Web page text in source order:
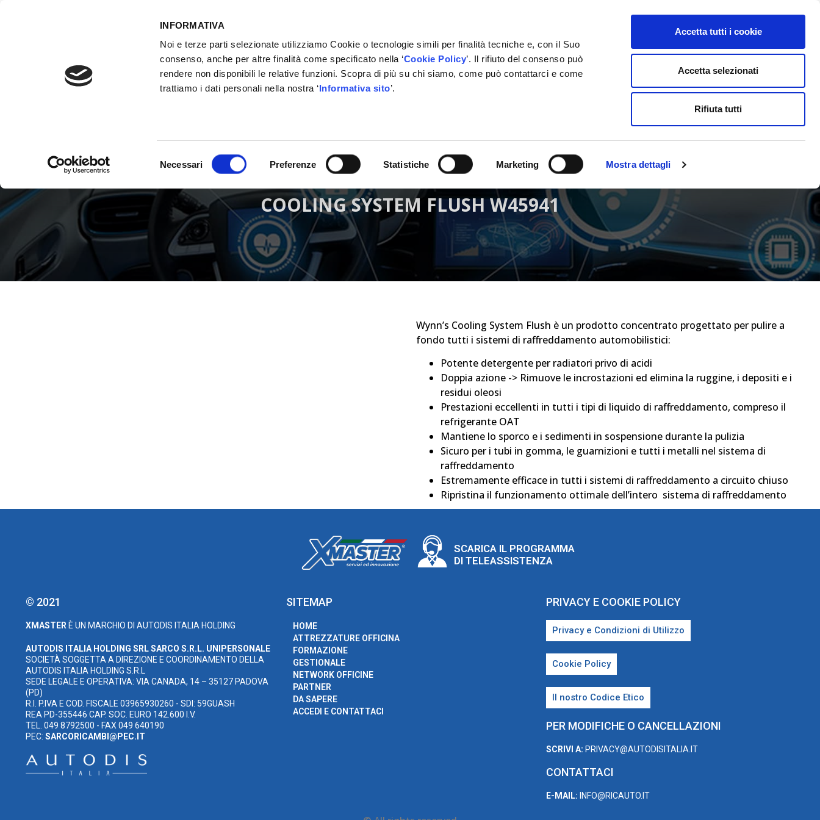
INFORMATIVA
Noi e terze parti selezionate utilizziamo Cookie o tecnologie simili per finalità tecniche e, con il Suo
consenso, anche per altre finalità come specificato nella ‘Cookie Policy’. Il rifiuto del consenso può
rendere non disponibili le relative funzioni. Scopra di più su chi siamo, come può contattarci e come
trattiamo i dati personali nella nostra ‘Informativa sito’.
del
Necessari Preferenze Statistiche Marketing Mostra dettagli
Accetta tutti i cookie
Accetta selezionati
Rifiuta tutti
ACCESSO GESTIONALE
ACCEDI E CONTATTACI
COOLING SYSTEM FLUSH W45941
Wynn’s Cooling System Flush è un prodotto concentrato progettato per pulire a
fondo tutti i sistemi di raffreddamento automobilistici:
Potente detergente per radiatori privo di acidi
Doppia azione -> Rimuove le incrostazioni ed elimina la ruggine, i depositi e i
residui oleosi
Prestazioni eccellenti in tutti i tipi di liquido di raffreddamento, compreso il
refrigerante OAT
Mantiene lo sporco e i sedimenti in sospensione durante la pulizia
Sicuro per i tubi in gomma, le guarnizioni e tutti i metalli nel sistema di
raffreddamento
Estremamente efficace in tutti i sistemi di raffreddamento a circuito chiuso
Ripristina il funzionamento ottimale dell’intero sistema di raffreddamento
SCARICA IL PROGRAMMA
DI TELEASSISTENZA
© 2021
XMASTER È UN MARCHIO DI AUTODIS ITALIA HOLDING
AUTODIS ITALIA HOLDING SRLSARCO S.R.L. UNIPERSONALE
SOCIETÀ SOGGETTA A DIREZIONE E COORDINAMENTO DELLA
AUTODIS ITALIA HOLDING S.R.L
SEDE LEGALE E OPERATIVA: VIA CANADA, 14 – 35127 PADOVA
(PD)
R.I. P.IVA E COD. FISCALE 03965930260 - SDI: 59GUASH
REA PD-355446 CAP. SOC. EURO 142.600 I.V.
TEL. 049 8792500 - FAX 049 640190
PEC: SARCORICAMBI@PEC.IT
SITEMAP
HOME
ATTREZZATURE OFFICINA
FORMAZIONE
GESTIONALE
NETWORK OFFICINE
PARTNER
DA SAPERE
ACCEDI E CONTATTACI
PRIVACY E COOKIE POLICY
Privacy e Condizioni di Utilizzo
Cookie Policy
Il nostro Codice Etico
PER MODIFICHE O CANCELLAZIONI
SCRIVI A: PRIVACY@AUTODISITALIA.IT
CONTATTACI
E-MAIL: INFO@RICAUTO.IT